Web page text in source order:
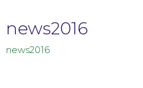
news2016
news2016